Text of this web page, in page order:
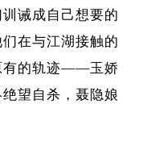
诫成自己想要的
在与江湖接触的
有的轨迹——玉娇
望自杀，聂隐娘